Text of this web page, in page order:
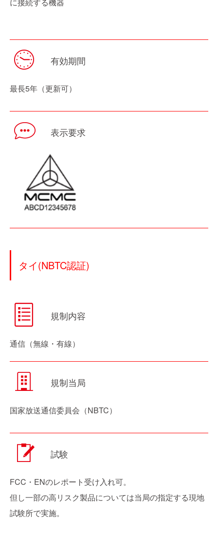
有効期間
最長5年（更新可）
表示要求
タイ(NBTC認証)
規制内容
通信（無線・有線）
規制当局
国家放送通信委員会（NBTC）
試験
FCC・ENのレポート受け入れ可。
但し一部の高リスク製品については当局の指定する現地
試験所で実施。